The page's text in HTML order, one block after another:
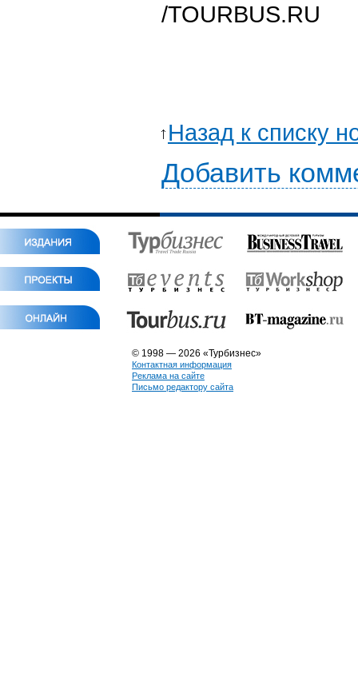
/TOURBUS.RU
Назад к списку
Добавить
© 1998 — 2026 «Турбизнес»
Контактная информация
Реклама на сайте
Письмо редактору сайта